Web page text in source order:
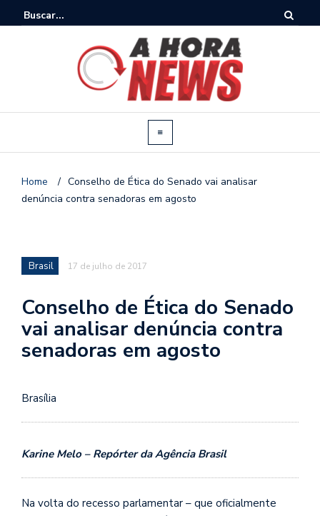
Home / Conselho de Ética do Senado vai analisar
denúncia contra senadoras em agosto
Brasil 17 de julho de 2017
Conselho de Ética do Senado
vai analisar denúncia contra
senadoras em agosto
Brasília
Karine Melo – Repórter da Agência Brasil
Na volta do recesso parlamentar – que oficialmente